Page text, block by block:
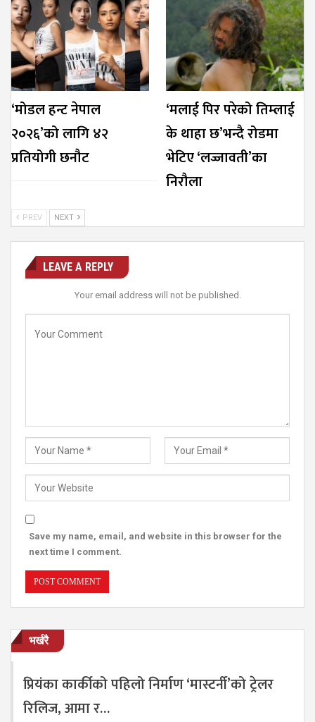
‘मोडल हन्ट नेपाल
२०२६’को लागि ४२
प्रतियोगी छनौट
‘मलाई पिर परेको तिम्लाई
के थाहा छ’भन्दै रोडमा
भेटिए ‘लज्जावती’का
निरौला
PREV NEXT
LEAVE A REPLY
Your email address will not be published.
Save my name, email, and website in this browser for the
next time I comment.
भर्खरै
प्रियंका कार्कीको पहिलो निर्माण ‘मास्टर्नी’को ट्रेलर
रिलिज, आमा र…